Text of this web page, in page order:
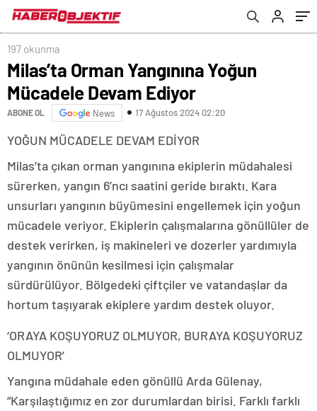
197 okunma
Milas’ta Orman Yangınına Yoğun
Mücadele Devam Ediyor
ABONE OL News 17 Ağustos 2024 02:20
YOĞUN MÜCADELE DEVAM EDİYOR
Milas’ta çıkan orman yangınına ekiplerin müdahalesi
sürerken, yangın 6’ncı saatini geride bıraktı. Kara
unsurları yangının büyümesini engellemek için yoğun
mücadele veriyor. Ekiplerin çalışmalarına gönüllüler de
destek verirken, iş makineleri ve dozerler yardımıyla
yangının önünün kesilmesi için çalışmalar
sürdürülüyor. Bölgedeki çiftçiler ve vatandaşlar da
hortum taşıyarak ekiplere yardım destek oluyor.
‘ORAYA KOŞUYORUZ OLMUYOR, BURAYA KOŞUYORUZ
OLMUYOR’
Yangına müdahale eden gönüllü Arda Gülenay,
“Karşılaştığımız en zor durumlardan birisi. Farklı farklı